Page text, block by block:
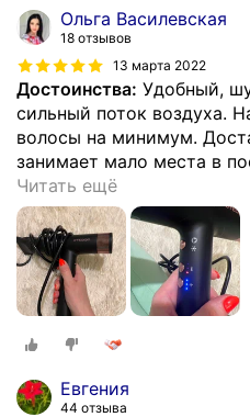
Ольга Василевская
18 отзывов
13 марта 2022
Достоинства: Удобный,
сильный поток воздуха.
волосы на минимум.
занимает мало места в
Читать ещё
Евгения
44 отзыва